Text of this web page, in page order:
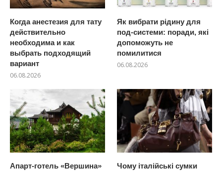
Когда анестезия для тату
действительно
необходима и как
выбрать подходящий
вариант
06.08.2026
Як вибрати рідину для
под-системи: поради, які
допоможуть не
помилитися
06.08.2026
Апарт-готель «Вершина»
Чому італійські сумки